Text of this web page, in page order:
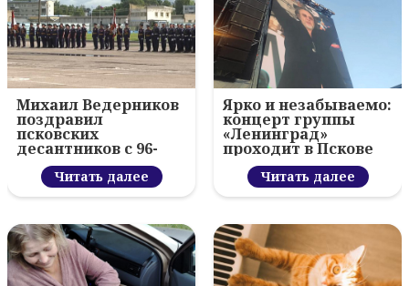
Михаил Ведерников
поздравил
псковских
десантников с 96-
летием ВДВ и
вручил награды
Читать далее
Ярко и незабываемо:
концерт группы
«Ленинград»
проходит в Пскове
Читать далее